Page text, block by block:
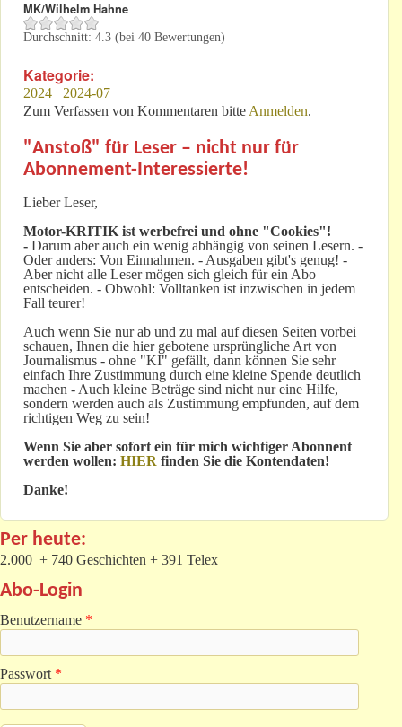
MK/Wilhelm Hahne
Durchschnitt: 4.3 (bei 40 Bewertungen)
Kategorie:
2024
2024-07
Zum Verfassen von Kommentaren bitte Anmelden.
"Anstoß" für Leser – nicht nur für
Abonnement-Interessierte!
Lieber Leser,
Motor-KRITIK ist werbefrei und ohne "Cookies"!
- Darum aber auch ein wenig abhängig von seinen Lesern. -
Oder anders: Von Einnahmen. - Ausgaben gibt's genug! -
Aber nicht alle Leser mögen sich gleich für ein Abo
entscheiden. - Obwohl: Volltanken ist inzwischen in jedem
Fall teurer!
Auch wenn Sie nur ab und zu mal auf diesen Seiten vorbei
schauen, Ihnen die hier gebotene ursprüngliche Art von
Journalismus - ohne "KI" gefällt, dann können Sie sehr
einfach Ihre Zustimmung durch eine kleine Spende deutlich
machen - Auch kleine Beträge sind nicht nur eine Hilfe,
sondern werden auch als Zustimmung empfunden, auf dem
richtigen Weg zu sein!
Wenn Sie aber sofort ein für mich wichtiger Abonnent
werden wollen: HIER finden Sie die Kontendaten!
Danke!
Per heute:
2.000 + 740 Geschichten + 391 Telex
Abo-Login
Benutzername *
Passwort *